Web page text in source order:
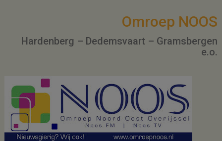
Omroep NOOS
Hardenberg – Dedemsvaart – Gramsbergen
e.o.